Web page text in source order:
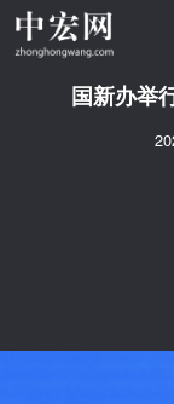
国新办举